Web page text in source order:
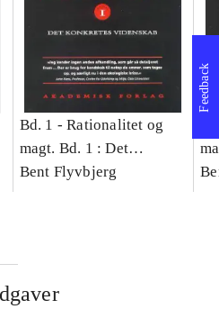
Bd. 1 -Rationalitet og
magt. Bd. 1 : Det
konkretes videnskab
Bent Flyvbjerg
Feedback